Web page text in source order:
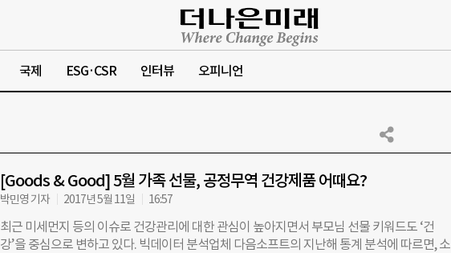
국제 ESG·CSR 인터뷰 오피니언
[Goods & Good] 5월 가족 선물, 공정무역 건강제품 어때요?
박민영 기자 2017년 5월 11일 16:57
최근 미세먼지 등의 이슈로 건강관리에 대한 관심이 높아지면서 부모님 선물 키워드도 ‘건
강’을 중심으로 변하고 있다. 빅데이터 분석업체 다음소프트의 지난해 통계 분석에 따르면, 소